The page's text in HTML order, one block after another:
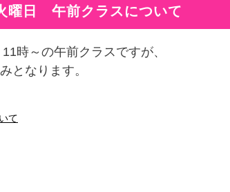
曜日 午前クラスについて
時～の午前クラスですが、
となります。
て